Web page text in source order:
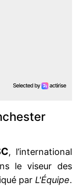
, l’international
le viseur des
par L'Équipe.